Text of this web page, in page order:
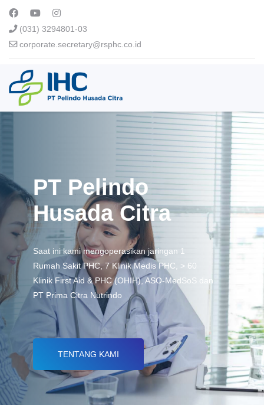
(031) 3294801-03
corporate.secretary@rsphc.co.id
PT Pelindo
Husada Citra
Saat ini kami mengoperasikan jaringan 1
Rumah Sakit PHC, 7 Klinik Medis PHC, > 60
Klinik First Aid & PHC (OHIH), ASO-MedSoS dan
PT Prima Citra Nutrindo
TENTANG KAMI